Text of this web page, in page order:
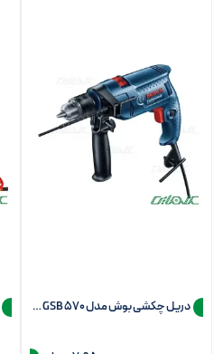
دریل چکشی بوش مدل GSB 570 (سه نظام 13)